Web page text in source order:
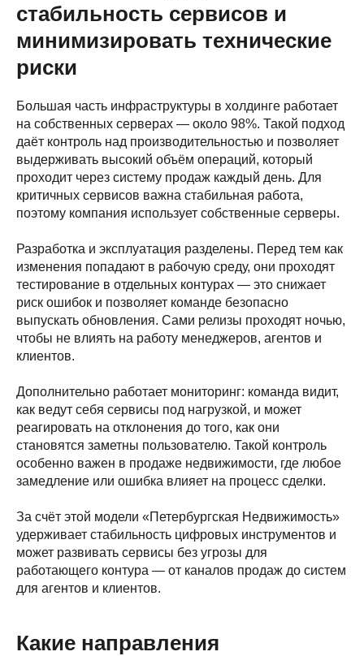
стабильность сервисов и
минимизировать технические
риски
Большая часть инфраструктуры в холдинге работает
на собственных серверах — около 98%. Такой подход
даёт контроль над производительностью и позволяет
выдерживать высокий объём операций, который
проходит через систему продаж каждый день. Для
критичных сервисов важна стабильная работа,
поэтому компания использует собственные серверы.
Разработка и эксплуатация разделены. Перед тем как
изменения попадают в рабочую среду, они проходят
тестирование в отдельных контурах — это снижает
риск ошибок и позволяет команде безопасно
выпускать обновления. Сами релизы проходят ночью,
чтобы не влиять на работу менеджеров, агентов и
клиентов.
Дополнительно работает мониторинг: команда видит,
как ведут себя сервисы под нагрузкой, и может
реагировать на отклонения до того, как они
становятся заметны пользователю. Такой контроль
особенно важен в продаже недвижимости, где любое
замедление или ошибка влияет на процесс сделки.
За счёт этой модели «Петербургская Недвижимость»
удерживает стабильность цифровых инструментов и
может развивать сервисы без угрозы для
работающего контура — от каналов продаж до систем
для агентов и клиентов.
Какие направления